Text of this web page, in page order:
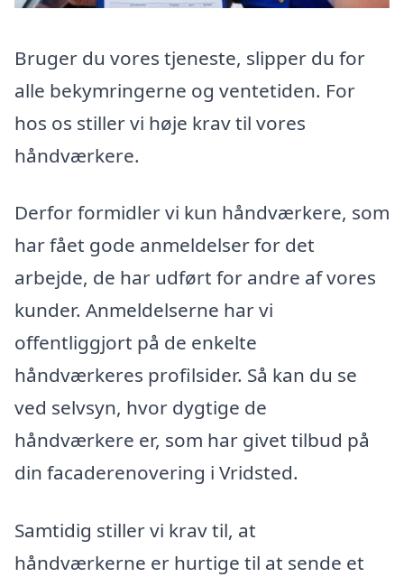
Bruger du vores tjeneste, slipper du for
alle bekymringerne og ventetiden. For
hos os stiller vi høje krav til vores
håndværkere.
Derfor formidler vi kun håndværkere, som
har fået gode anmeldelser for det
arbejde, de har udført for andre af vores
kunder. Anmeldelserne har vi
offentliggjort på de enkelte
håndværkeres profilsider. Så kan du se
ved selvsyn, hvor dygtige de
håndværkere er, som har givet tilbud på
din facaderenovering i Vridsted.
Samtidig stiller vi krav til, at
håndværkerne er hurtige til at sende et